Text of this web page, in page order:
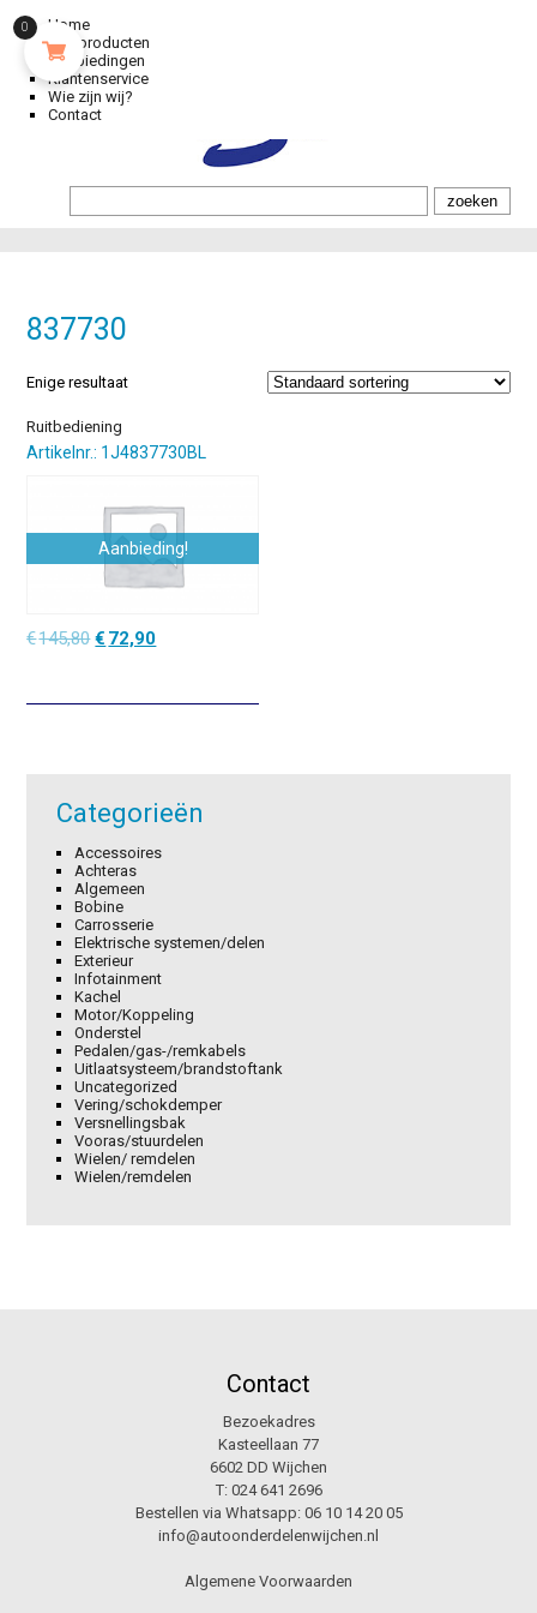
Home
Alle producten
Aanbiedingen
Klantenservice
Wie zijn wij?
Contact
837730
Enige resultaat
Ruitbediening
Artikelnr.: 1J4837730BL
Aanbieding!
€145,80Oorspronkelijke
€145,80.
€ 72,90Huidige
€72,90.
Categorieën
Accessoires
Achteras
Algemeen
Bobine
Carrosserie
Elektrische systemen/delen
Exterieur
Infotainment
Kachel
Motor/Koppeling
Onderstel
Pedalen/gas-/remkabels
Uitlaatsysteem/brandstoftank
Uncategorized
Vering/schokdemper
Versnellingsbak
Vooras/stuurdelen
Wielen/ remdelen
Wielen/remdelen
Contact
Bezoekadres
Kasteellaan 77
6602 DD Wijchen
T: 024 641 2696
Bestellen via Whatsapp: 06 10 14 20 05
info@autoonderdelenwijchen.nl
Algemene Voorwaarden
0